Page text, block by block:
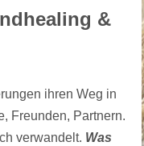
&
ihren Weg in
Freunden, Partnern.
verwandelt. Was